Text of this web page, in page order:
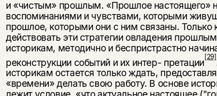
и «чистым» прошлым. «Прошлое настоящего»
воспоми­наниями и чувствами, которыми
прошлое, которыми они с ним связаны. Только
действовать эти стратегии овла­дения
историкам, методично и беспри­страстно
реконструкции событий и их интер- претации[29]
историкам остается только ждать,
«времени» делать свою работу. В основе